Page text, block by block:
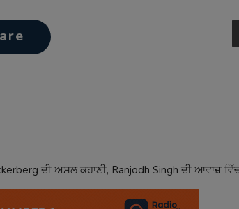
ਦੀ ਅਸਲ ਕਹਾਣੀ, Ranjodh Singh ਦੀ ਆਵਾਜ਼